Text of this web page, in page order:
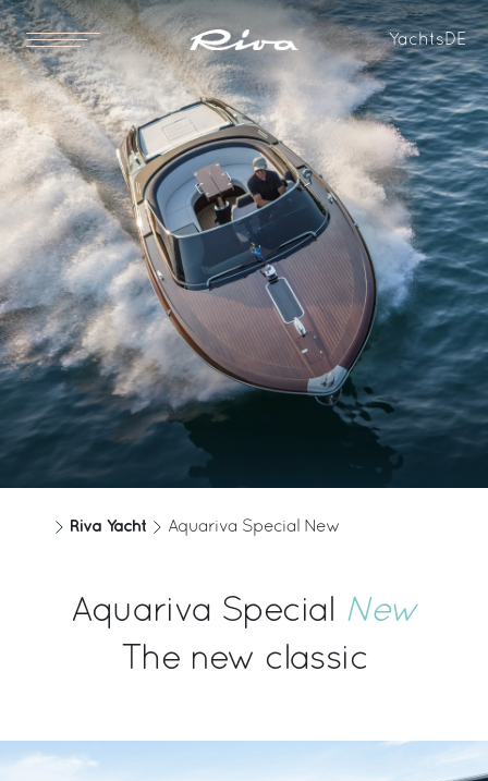
YachtsDE
Riva Yacht Aquariva Special New
Aquariva Special New
The new classic